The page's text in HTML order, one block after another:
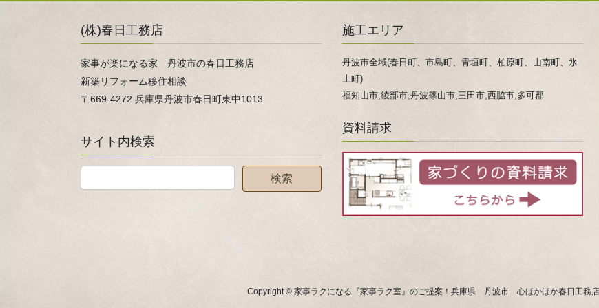
(株)春日工務店
家事が楽になる家 丹波市の春日工務店
新築リフォーム移住相談
〒669-4272 兵庫県丹波市春日町東中1013
サイト内検索
施工エリア
丹波市全域(春日町、市島町、青垣町、柏原町、山南町、氷
上町)
福知山市,綾部市,丹波篠山市,三田市,西脇市,多可郡
資料請求
Copyright © 家事ラクになる『家事ラク室』のご提案！兵庫県 丹波市 心ほかほか春日工務